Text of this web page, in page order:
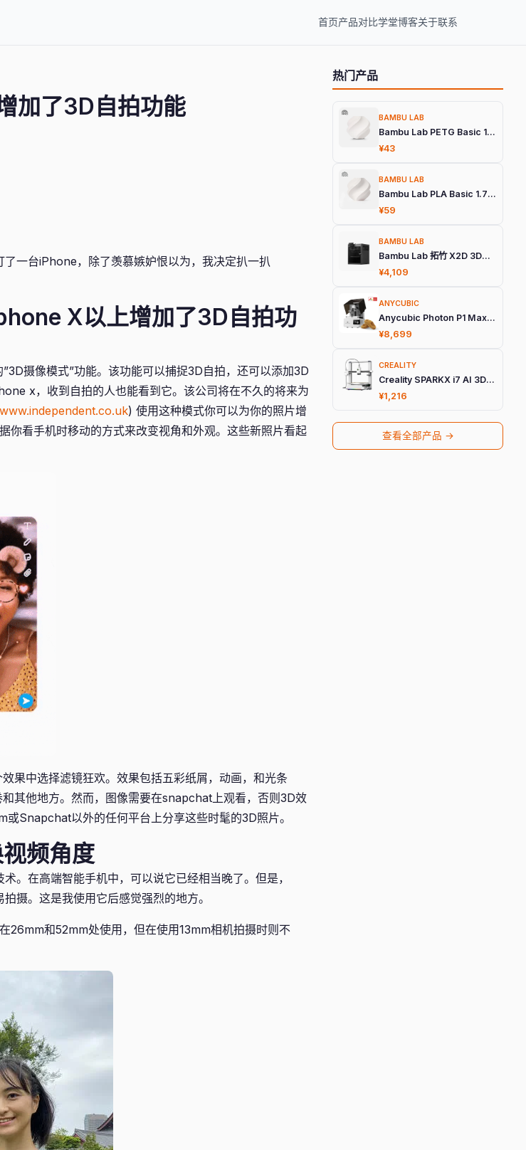
首页产品对比学堂博客关于联系
加了3D自拍功能
一台iPhone，除了羡慕嫉妒恨以为，我决定扒一扒
X以上增加了3D自拍功
摄像模式”功能。该功能可以捕捉3D自拍，还可以添加3D
x，收到自拍的人也能看到它。该公司将在不久的将来为
www.independent.co.uk) 使用这种模式你可以为你的照片增
你看手机时移动的方式来改变视角和外观。这些新照片看起
果中选择滤镜狂欢。效果包括五彩纸屑，动画，和光条
其他地方。然而，图像需要在snapchat上观看，否则3D效
Snapchat以外的任何平台上分享这些时髦的3D照片。
频角度
。在高端智能手机中，可以说它已经相当晚了。但是，
摄。这是我使用它后感觉强烈的地方。
26mm和52mm处使用，但在使用13mm相机拍摄时则不
热门产品
BAMBU LAB
Bambu Lab PETG Basic 1.75mm 3D打印耗材
¥43
BAMBU LAB
Bambu Lab PLA Basic 1.75mm 3D打印耗材
¥59
BAMBU LAB
Bambu Lab 拓竹 X2D 3D打印机
¥4,109
ANYCUBIC
Anycubic Photon P1 Max 旗舰光固化3D打印机
¥8,699
CREALITY
Creality SPARKX i7 AI 3D打印机
¥1,216
查看全部产品 →